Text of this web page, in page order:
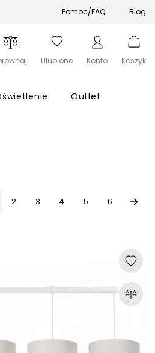
Pomoc/FAQ Blog
Ulubione Konto Koszyk
Outlet
2 3 4 5 6